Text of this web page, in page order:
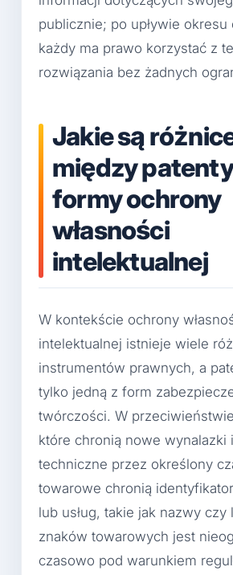
publicznie; po upływie okresu
każdy ma prawo korzystać z
rozwiązania bez żadnych
Jakie są
między
formy ochrony
własności
intelektualnej
W kontekście ochrony
intelektualnej istnieje wiele
instrumentów prawnych, a
tylko jedną z form
twórczości. W
które chronią nowe wynalazki
techniczne przez określony
towarowe chronią
lub usług, takie jak nazwy czy
znaków towarowych jest
czasowo pod warunkiem